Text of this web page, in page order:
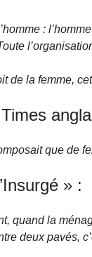
:
de la femme,
que de
» :
quand la
deux pavés,